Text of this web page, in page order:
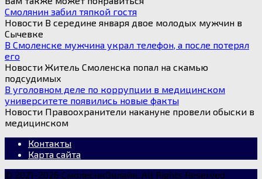
Смолянин забил тяпкой гостя
Новости В середине января двое молодых мужчин в
Сычевке
В Смоленске мужчина украл телефон, а после потерял
его
Новости Житель Смоленска попал на скамью
подсудимых
В уголовном деле по коррупции в медицинском
университете появились новые факты
Новости Правоохранители накануне провели обыски в
медицинском
Контакты
Карта сайта
© 2021-2026 СмолеснкОнлайн, All Rights Reserved